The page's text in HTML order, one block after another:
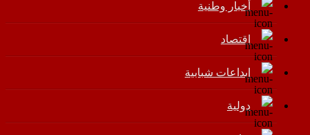
أخبار وطنية
اقتصاد
إبداعات شبابية
دولية